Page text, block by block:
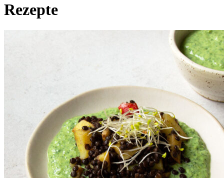
Rezepte